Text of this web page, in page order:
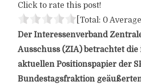
Click to rate this post!
[Total: 0
Der Interessenverband
Ausschuss (ZIA) betrachtet die
aktuellen Positionspapier der
Bundestagsfraktion